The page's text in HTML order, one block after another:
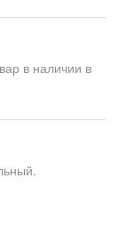
в наличии в